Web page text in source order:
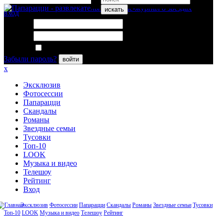
искать
вход
Забыли пароль?
войти
x
Эксклюзив
Фотосессии
Папарацци
Скандалы
Романы
Звездные семьи
Тусовки
Топ-10
LOOK
Музыка и видео
Телешоу
Рейтинг
Вход
Эксклюзив Фотосессии Папарацци Скандалы Романы Звездные семьи Тусовки
Топ-10 LOOK Музыка и видео Телешоу Рейтинг